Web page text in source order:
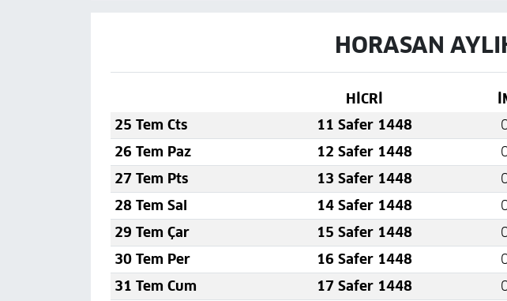
HORASAN
HİCRİ
25 Tem Cts
11 Safer 1448
26 Tem Paz
12 Safer 1448
27 Tem Pts
13 Safer 1448
28 Tem Sal
14 Safer 1448
29 Tem Çar
15 Safer 1448
30 Tem Per
16 Safer 1448
31 Tem Cum
17 Safer 1448